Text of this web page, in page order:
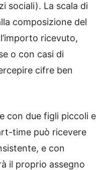
sociali). La scala di
composizione del
ricevuto,
o con casi di
cifre ben
con due figli piccoli e
time può ricevere
e con
il proprio assegno